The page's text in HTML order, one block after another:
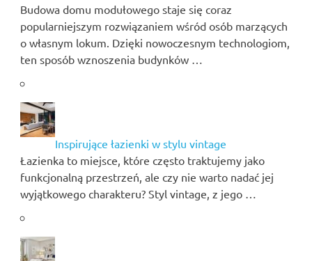
Budowa domu modułowego staje się coraz
popularniejszym rozwiązaniem wśród osób marzących
o własnym lokum. Dzięki nowoczesnym technologiom,
ten sposób wznoszenia budynków …
Inspirujące łazienki w stylu vintage
Łazienka to miejsce, które często traktujemy jako
funkcjonalną przestrzeń, ale czy nie warto nadać jej
wyjątkowego charakteru? Styl vintage, z jego …